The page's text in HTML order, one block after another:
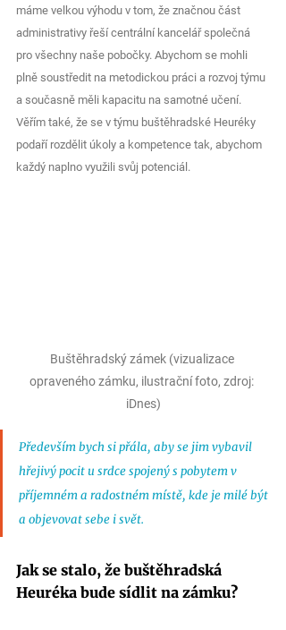
máme velkou výhodu v tom, že značnou část
administrativy řeší centrální kancelář společná
pro všechny naše pobočky. Abychom se mohli
plně soustředit na metodickou práci a rozvoj týmu
a současně měli kapacitu na samotné učení.
Věřím také, že se v týmu buštěhradské Heuréky
podaří rozdělit úkoly a kompetence tak, abychom
každý naplno využili svůj potenciál.
Buštěhradský zámek (vizualizace
opraveného zámku, ilustrační foto, zdroj:
iDnes)
Především bych si přála, aby se jim vybavil
hřejivý pocit u srdce spojený s pobytem v
příjemném a radostném místě, kde je milé být
a objevovat sebe i svět.
Jak se stalo, že buštěhradská
Heuréka bude sídlit na zámku?